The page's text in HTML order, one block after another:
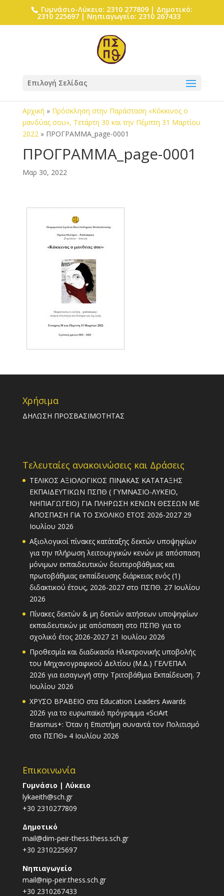
Γυμνάσιο-Λύκειο: 2310 277809 | Δημοτικό:
2310 225697 | Νηπιαγωγείο: 2310 267433
Επιλογή Σελίδας
Αρχική » Πρόσκληση στην Παράσταση «Κόκκινος ο
μανδύας σου», Τετάρτη 30 και την Πέμπτη 31 Μαρτίου
2022» ΠΡΟΓΡΑΜΜΑ_page-0001
ΠΡΟΓΡΑΜΜΑ_page-0001
Μαρ 30, 2022
Χρήσιμα
ΔΗΛΩΣΗ ΠΡΟΣΒΑΣΙΜΟΤΗΤΑΣ
Τελευταίες ανακοινώσεις και Δράσεις
ΤΕΛΙΚΟΣ ΑΞΙΟΛΟΓΙΚΟΣ ΠΙΝΑΚΑΣ ΚΑΤΑΤΑΞΗΣ
ΕΚΠΑΙΔΕΥΤΙΚΩΝ ΠΣΠΘ ( ΓΥΜΝΑΣΙΟ-ΛΥΚΕΙΟ,
ΝΗΠΙΑΓΩΓΕΙΟ) ΓΙΑ ΠΛΗΡΩΣΗ ΚΕΝΩΝ ΘΕΣΕΩΝ ΜΕ
ΑΠΟΣΠΑΣΗ ΓΙΑ ΤΟ ΣΧΟΛΙΚΟ ΕΤΟΣ 2026-2027 29
Ιουλίου 2026
Αξιολογικοί πίνακες κατάταξης δεκτών υποψηφίων
για την πλήρωση λειτουργικών κενών με απόσπαση
μόνιμων εκπαιδευτικών δευτεροβάθμιας και
πρωτοβάθμιας εκπαίδευσης διάρκειας ενός (1)
διδακτικού έτους, 2026-2027 στο ΠΣΠΘ. 27 Ιουλίου
2026
Πίνακες δεκτών & μη δεκτών αιτήσεων υποψηφίων
εκπαιδευτικών με απόσπαση στο ΠΣΠΘ για το
σχολικό έτος 2026-2027 21 Ιουλίου 2026
Προθεσμία και διαδικασία Ηλεκτρονικής υποβολής
του Μηχανογραφικού Δελτίου (Μ.Δ.) ΓΕΛ/ΕΠΑΛ
2026 για εισαγωγή στην Τριτοβάθμια Εκπαίδευση. 7
Ιουλίου 2026
ΧΡΥΣΟ ΒΡΑΒΕΙΟ στα Education Leaders Awards
2026 για το ευρωπαϊκό πρόγραμμα «SciArt
Erasmus+: Όταν η Επιστήμη συναντά τον Πολιτισμό
στο ΠΣΠΘ» 4 Ιουλίου 2026
Επικοινωνία
Γυμνάσιο | Λύκειο
lykaeith@sch.gr
+30 2310277809
Δημοτικό
mail@dim-peir-thess.thess.sch.gr
+30 2310225697
Νηπιαγωγείο
mail@nip-peir.thess.sch.gr
+30 2310267433